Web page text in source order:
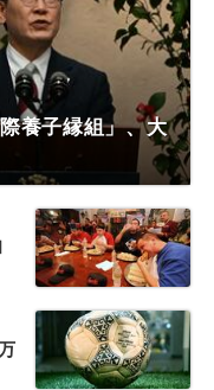
養子縁組」、大